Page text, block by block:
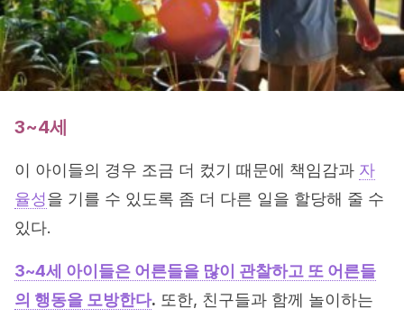
3~4세
이 아이들의 경우 조금 더 컸기 때문에 책임감과 자
율성을 기를 수 있도록 좀 더 다른 일을 할당해 줄 수
있다.
3~4세 아이들은 어른들을 많이 관찰하고 또 어른들
의 행동을 모방한다. 또한, 친구들과 함께 놀이하는